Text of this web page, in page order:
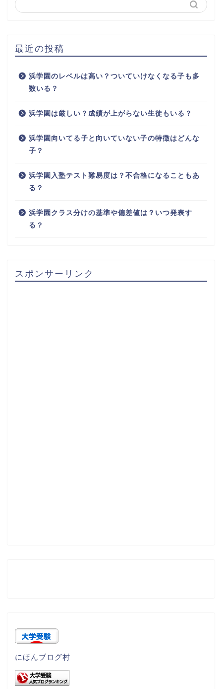
最近の投稿
浜学園のレベルは高い？ついていけなくなる子も多
数いる？
浜学園は厳しい？成績が上がらない生徒もいる？
浜学園向いてる子と向いていない子の特徴はどんな
子？
浜学園入塾テスト難易度は？不合格になることもあ
る？
浜学園クラス分けの基準や偏差値は？いつ発表す
る？
スポンサーリンク
にほんブログ村